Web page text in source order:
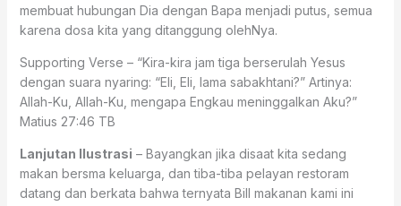
membuat hubungan Dia dengan Bapa menjadi putus, semua
karena dosa kita yang ditanggung olehNya.
Supporting Verse – “Kira-kira jam tiga berserulah Yesus
dengan suara nyaring: “Eli, Eli, lama sabakhtani?” Artinya:
Allah-Ku, Allah-Ku, mengapa Engkau meninggalkan Aku?”
‭‭Matius‬ ‭27:46‬ ‭TB‬‬
Lanjutan Ilustrasi – Bayangkan jika disaat kita sedang
makan bersma keluarga, dan tiba-tiba pelayan restoram
datang dan berkata bahwa ternyata Bill makanan kami ini